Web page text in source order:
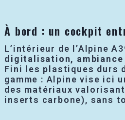
À bord : un cockpit
L’intérieur de l’Alpine
digitalisation,
Fini les plastiques durs
gamme : Alpine vise ici
des matériaux
inserts carbone), sans